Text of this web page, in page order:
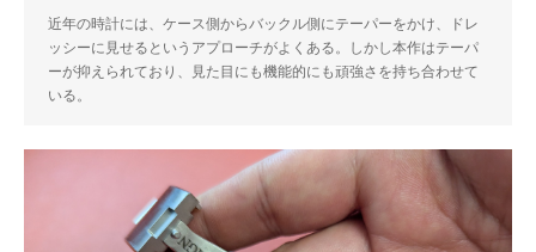
近年の時計には、ケース側からバックル側にテーパーをかけ、ドレ
ッシーに見せるというアプローチがよくある。しかし本作はテーパ
ーが抑えられており、見た目にも機能的にも頑強さを持ち合わせて
いる。